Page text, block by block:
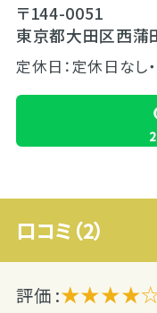
〒144-0051
東京都大田区西
定休日：定休日なし
口コミ（2）
評価 :